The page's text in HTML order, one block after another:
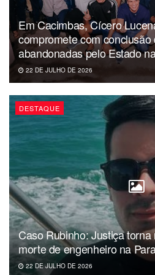
Em Cacimbas, Cícero
compromete com conclusão
abandonadas pelo Estado
22 DE JULHO DE 2026
DESTAQUE
Caso Rubinho: Justiça
morte de engenheiro na
22 DE JULHO DE 2026